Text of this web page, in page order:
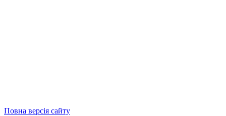
Повна версія сайту